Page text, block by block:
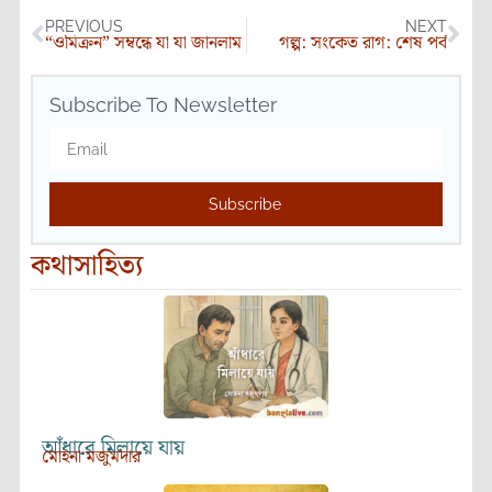
PREVIOUS
“ওমিক্রন” সম্বন্ধে যা যা জানলাম
NEXT
গল্প: সংকেত রাগ: শেষ পর্ব
Subscribe To Newsletter
Subscribe
কথাসাহিত্য
আঁধারে মিলায়ে যায়
মোহনা মজুমদার